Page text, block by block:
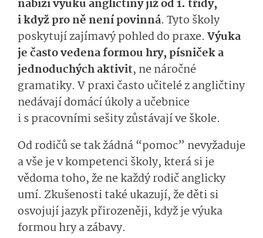
nabízí výuku angličtiny již od 1. třídy,
i když pro ně není povinná. Tyto školy
poskytují zajímavý pohled do praxe. Výuka
je často vedena formou hry, písniček a
jednoduchých aktivit, ne náročné
gramatiky. V praxi často učitelé z angličtiny
nedávají domácí úkoly a učebnice
i s pracovními sešity zůstávají ve škole.
Od rodičů se tak žádná “pomoc” nevyžaduje
a vše je v kompetenci školy, která si je
vědoma toho, že ne každý rodič anglicky
umí. Zkušenosti také ukazují, že děti si
osvojují jazyk přirozeněji, když je výuka
formou hry a zábavy.